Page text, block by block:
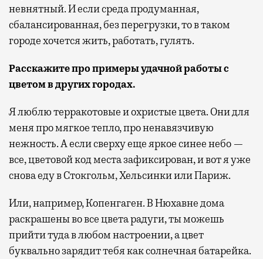
невнятный. И если среда продуманная,
сбалансированная, без перегрузки, то в таком
городе хочется жить, работать, гулять.
Расскажите про примеры удачной работы с
цветом в других городах.
Я люблю терракотовые и охристые цвета. Они для
меня про мягкое тепло, про ненавязчивую
нежность. А если сверху еще яркое синее небо —
все, цветовой код места зафиксирован, и вот я уже
снова еду в Стокгольм, Хельсинки или Париж.
Или, например, Копенгаген. В Нюхавне дома
раскрашены во все цвета радуги, ты можешь
прийти туда в любом настроении, а цвет
буквально зарядит тебя как солнечная батарейка.